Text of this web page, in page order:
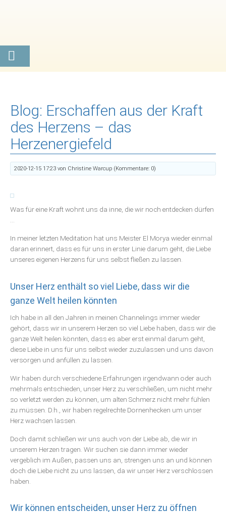
Blog: Erschaffen aus der Kraft
des Herzens – das
Herzenergiefeld
2020-12-15 17:23 von Christine Warcup (Kommentare: 0)
Was für eine Kraft wohnt uns da inne, die wir noch entdecken dürfen
In meiner letzten Meditation hat uns Meister El Morya wieder einmal
daran erinnert, dass es für uns in erster Linie darum geht, die Liebe
unseres eigenen Herzens für uns selbst fließen zu lassen.
Unser Herz enthält so viel Liebe, dass wir die
ganze Welt heilen könnten
Ich habe in all den Jahren in meinen Channelings immer wieder
gehört, dass wir in unserem Herzen so viel Liebe haben, dass wir die
ganze Welt heilen könnten, dass es aber erst einmal darum geht,
diese Liebe in uns für uns selbst wieder zuzulassen und uns davon
versorgen und anfüllen zu lassen.
Wir haben durch verschiedene Erfahrungen irgendwann oder auch
mehrmals entschieden, unser Herz zu verschließen, um nicht mehr
so verletzt werden zu können, um alten Schmerz nicht mehr fühlen
zu müssen. D.h., wir haben regelrechte Dornenhecken um unser
Herz wachsen lassen.
Doch damit schließen wir uns auch von der Liebe ab, die wir in
unserem Herzen tragen. Wir suchen sie dann immer wieder
vergeblich im Außen, passen uns an, strengen uns an und können
doch die Liebe nicht zu uns lassen, da wir unser Herz verschlossen
haben.
Wir können entscheiden, unser Herz zu öffnen